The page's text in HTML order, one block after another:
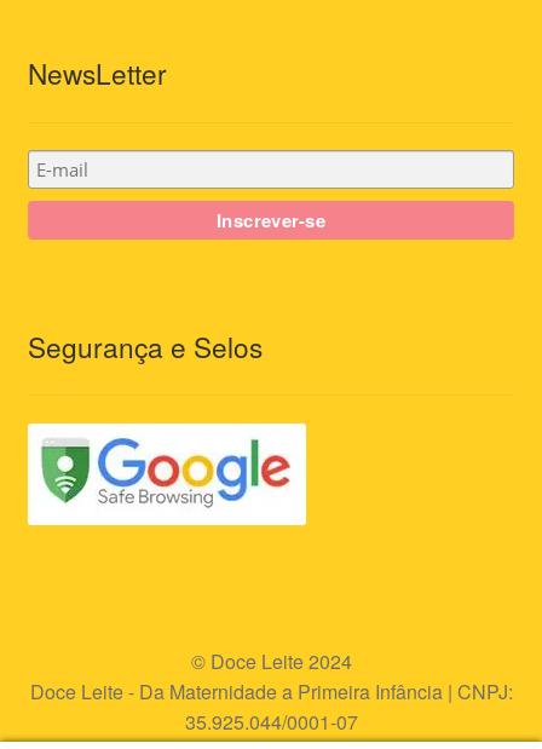
NewsLetter
Segurança e Selos
© Doce Leite 2024
Doce Leite - Da Maternidade a Primeira Infância | CNPJ:
35.925.044/0001-07